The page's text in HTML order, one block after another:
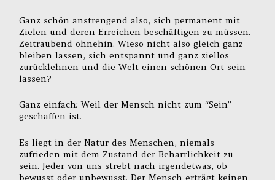
Ganz schön anstrengend also, sich permanent mit
Zielen und deren Erreichen beschäftigen zu müssen.
Zeitraubend ohnehin. Wieso nicht also gleich ganz
bleiben lassen, sich entspannt und ganz ziellos
zurücklehnen und die Welt einen schönen Ort sein
lassen?
Ganz einfach: Weil der Mensch nicht zum “Sein”
geschaffen ist.
Es liegt in der Natur des Menschen, niemals
zufrieden mit dem Zustand der Beharrlichkeit zu
sein. Jeder von uns strebt nach irgendetwas, ob
bewusst oder unbewusst. Der Mensch erträgt keinen